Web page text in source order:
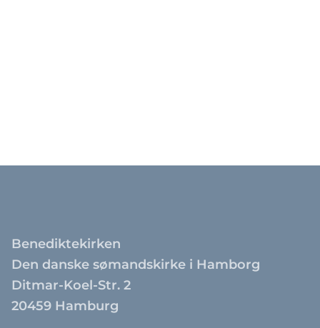
Benediktekirken
Den danske sømandskirke i Hamborg
Ditmar-Koel-Str. 2
20459 Hamburg